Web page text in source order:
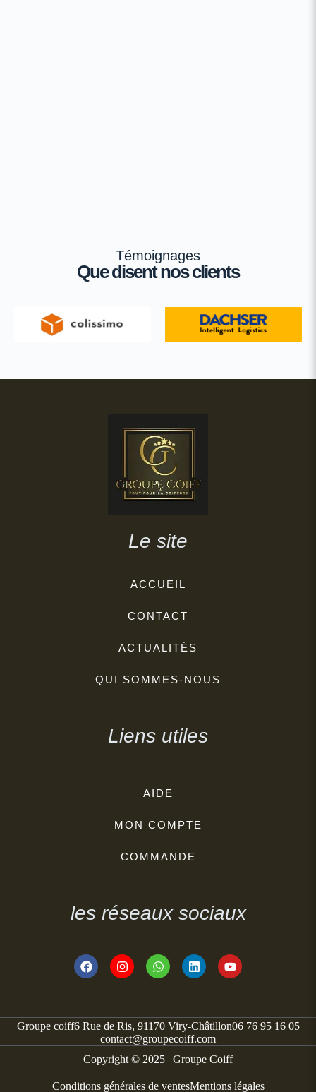
Témoignages
Que disent nos clients
Le site
ACCUEIL
CONTACT
ACTUALITÉS
QUI SOMMES-NOUS
Liens utiles
AIDE
MON COMPTE
COMMANDE
les réseaux sociaux
Groupe coiff6 Rue de Ris, 91170 Viry-Châtillon06 76 95 16 05
contact@groupecoiff.com
Copyright © 2025 | Groupe Coiff
Conditions générales de ventesMentions légales